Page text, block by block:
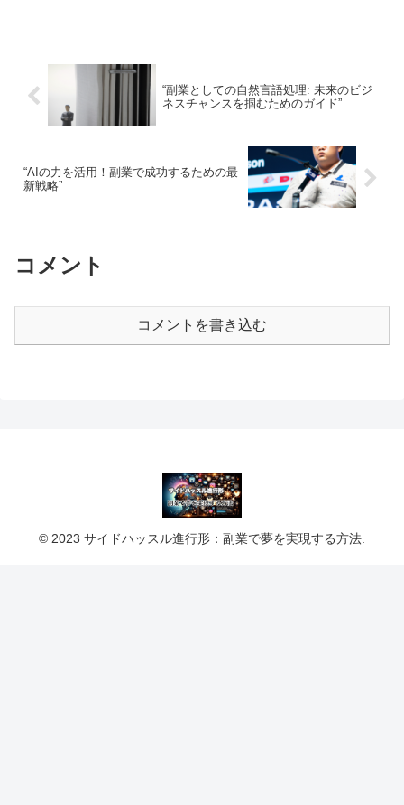
“副業としての自然言語処理: 未来のビジ
ネスチャンスを掴むためのガイド”
“AIの力を活用！副業で成功するための最
新戦略”
コメント
コメントを書き込む
© 2023 サイドハッスル進行形：副業で夢を実現する方法.